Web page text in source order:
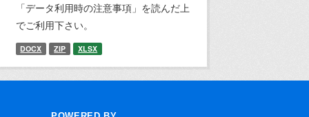
「データ利用時の注意事項」を読んだ上
でご利用下さい。
DOCX ZIP XLSX